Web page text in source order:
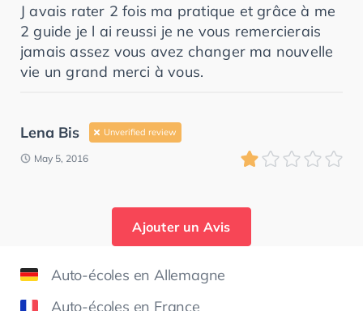
J avais rater 2 fois ma pratique et grâce à me
2 guide je l ai reussi je ne vous remercierais
jamais assez vous avez changer ma nouvelle
vie un grand merci à vous.
Lena Bis Unverified review
May 5, 2016
Ajouter un Avis
Auto-écoles en Allemagne
Auto-écoles en France